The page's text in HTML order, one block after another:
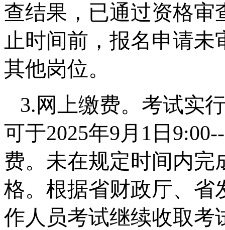
查结果，已通过资格审
止时间前，报名申请
其他岗位。
3.网上缴费。考试实
可于2025年9月1日
费。未在规定时间内完
格。根据省财政厅、省
作人员考试继续收取考